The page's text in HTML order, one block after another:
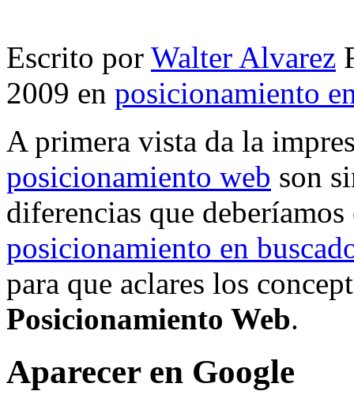
Escrito por Walter Alvarez
2009 en posicionamiento
A primera vista da la
posicionamiento web son
diferencias que
posicionamiento en
para que aclares los
Posicionamiento Web.
Aparecer en Google